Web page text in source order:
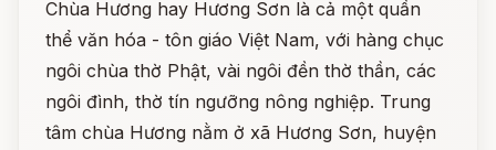
Chùa Hương hay Hương Sơn là cả một quần
thể văn hóa - tôn giáo Việt Nam, với hàng chục
ngôi chùa thờ Phật, vài ngôi đền thờ thần, các
ngôi đình, thờ tín ngưỡng nông nghiệp. Trung
tâm chùa Hương nằm ở xã Hương Sơn, huyện